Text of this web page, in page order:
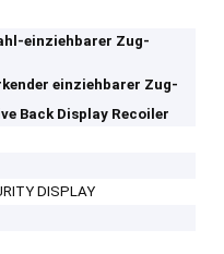
einziehbarer Zug-
einziehbarer Zug-
Back Display Recoiler
DISPLAY